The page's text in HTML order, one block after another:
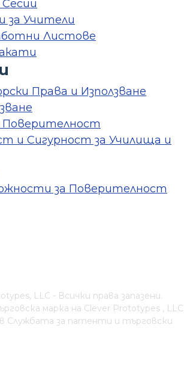
за Учители
Листове
Права и Използване
Поверителност
и Сигурност за Училища и
за Поверителност
LLC - Всички права запазени.
марка на Clever Prototypes , LLC
Службата за патенти и търговски